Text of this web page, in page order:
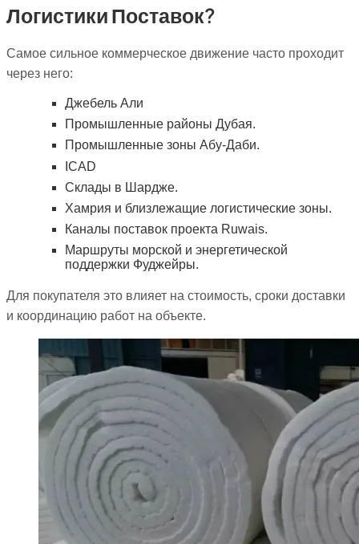
Логистики Поставок?
Самое сильное коммерческое движение часто проходит
через него:
Джебель Али
Промышленные районы Дубая.
Промышленные зоны Абу-Даби.
ICAD
Склады в Шардже.
Хамрия и близлежащие логистические зоны.
Каналы поставок проекта Ruwais.
Маршруты морской и энергетической
поддержки Фуджейры.
Для покупателя это влияет на стоимость, сроки доставки
и координацию работ на объекте.